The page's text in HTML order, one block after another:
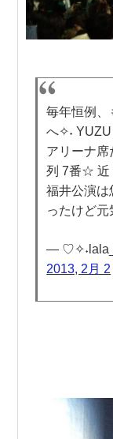
毎年恒例、
へ✧˖
アリーナ
列 7番☆ 近
福井公演は
ったけど元
—
2013, 2月 2